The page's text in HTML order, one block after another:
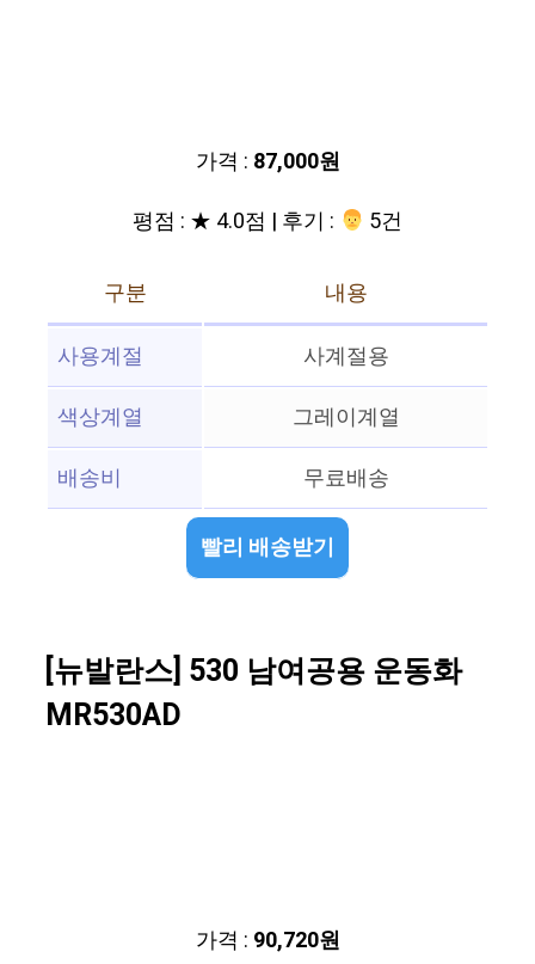
가격 : 87,000원
평점 : ★ 4.0점 | 후기 :
‍‍ 5건
구분
내용
사용계절
사계절용
색상계열
그레이계열
배송비
무료배송
빨리 배송받기
[뉴발란스] 530 남여공용 운동화
MR530AD
가격 : 90,720원